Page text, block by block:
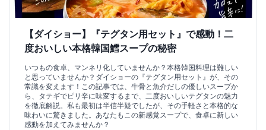
【ダイショー】『テグタン用セット』で感動！二
度おいしい本格韓国鱈スープの秘密
いつもの食卓、マンネリ化していませんか？本格韓国料理は難しい
と思っていませんか？ダイショーの『テグタン用セット』が、その
常識を変えます！この記事では、牛骨と魚介だしの優しいスープか
ら、タテギでピリ辛に味変するまで、二度おいしいテグタンの魅力
を徹底解説。私も最初は半信半疑でしたが、その手軽さと本格的な
味わいに驚きました。あなたもこの新感覚スープで、食卓に新しい
感動を加えてみませんか？